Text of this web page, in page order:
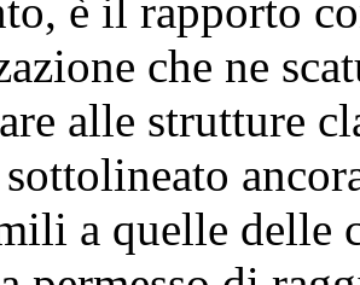
è il rapporto
che ne
alle strutture
a quelle delle